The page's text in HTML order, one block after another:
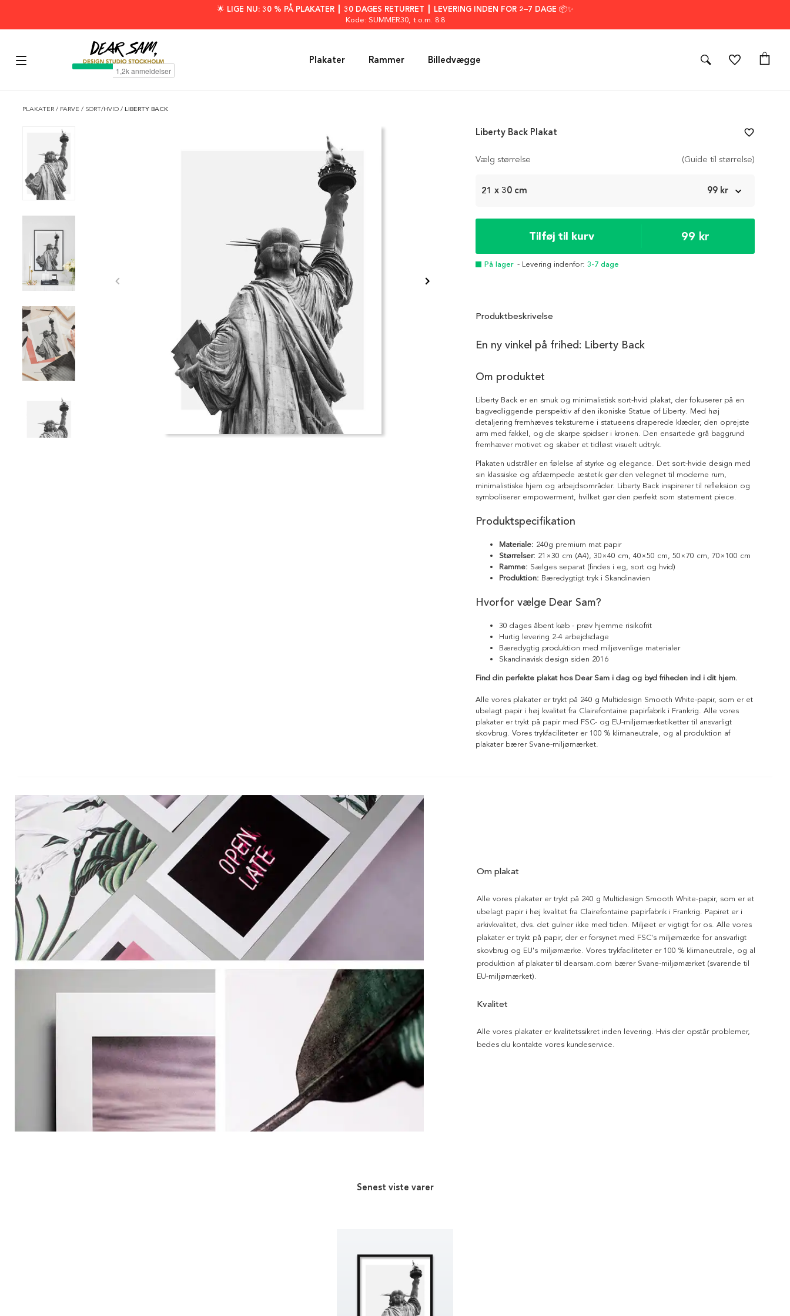
🌟 LIGE NU: 30 % PÅ PLAKATER ┃ 30 DAGES RETURRET ┃ LEVERING INDEN FOR 2–7 DAGE 📦✨
Kode: SUMMER30, t.o.m. 8.8
Plakater Rammer Billedvægge
PLAKATER / FARVE / SORT/HVID / LIBERTY BACK
Vælg størrelse (Guide til størrelse)
21 x 30 cm 99 kr
Tilføj til kurv 99 kr
På lager - Levering indenfor: 3-7 dage
Liberty Back Plakat favorite_border
Produktbeskrivelse
En ny vinkel på frihed: Liberty Back
Om produktet
Liberty Back er en smuk og minimalistisk sort-hvid plakat, der fokuserer på en
bagvedliggende perspektiv af den ikoniske Statue of Liberty. Med høj
detaljering fremhæves teksturerne i statueens draperede klæder, den oprejste
arm med fakkel, og de skarpe spidser i kronen. Den ensartede grå baggrund
fremhæver motivet og skaber et tidløst visuelt udtryk.
Plakaten udstråler en følelse af styrke og elegance. Det sort-hvide design med
sin klassiske og afdæmpede æstetik gør den velegnet til moderne rum,
minimalistiske hjem og arbejdsområder. Liberty Back inspirerer til refleksion og
symboliserer empowerment, hvilket gør den perfekt som statement piece.
Produktspecifikation
Materiale: 240g premium mat papir
Størrelser: 21×30 cm (A4), 30×40 cm, 40×50 cm, 50×70 cm, 70×100 cm
Ramme: Sælges separat (findes i eg, sort og hvid)
Produktion: Bæredygtigt tryk i Skandinavien
Hvorfor vælge Dear Sam?
30 dages åbent køb - prøv hjemme risikofrit
Hurtig levering 2-4 arbejdsdage
Bæredygtig produktion med miljøvenlige materialer
Skandinavisk design siden 2016
Find din perfekte plakat hos Dear Sam i dag og byd friheden ind i dit hjem.
Alle vores plakater er trykt på 240 g Multidesign Smooth White-papir, som er et
ubelagt papir i høj kvalitet fra Clairefontaine papirfabrik i Frankrig. Alle vores
plakater er trykt på papir med FSC- og EU-miljømærketiketter til ansvarligt
skovbrug. Vores trykfaciliteter er 100 % klimaneutrale, og al produktion af
plakater bærer Svane-miljømærket.
Om plakat
Alle vores plakater er trykt på 240 g Multidesign Smooth White-papir, som er et
ubelagt papir i høj kvalitet fra Clairefontaine papirfabrik i Frankrig. Papiret er i
arkivkvalitet, dvs. det gulner ikke med tiden. Miljøet er vigtigt for os. Alle vores
plakater er trykt på papir, der er forsynet med FSC's miljømærke for ansvarligt
skovbrug og EU's miljømærke. Vores trykfaciliteter er 100 % klimaneutrale, og al
produktion af plakater til dearsam.com bærer Svane-miljømærket (svarende til
EU-miljømærket).
Kvalitet
Alle vores plakater er kvalitetssikret inden levering. Hvis der opstår problemer,
bedes du kontakte vores kundeservice.
Senest viste varer